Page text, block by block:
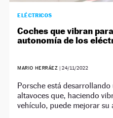
ELÉCTRICOS
Coches que vibran
autonomía de los
MARIO HERRÁEZ | 24/11/2022
Porsche está
altavoces que, haciendo
vehículo, puede mejorar su